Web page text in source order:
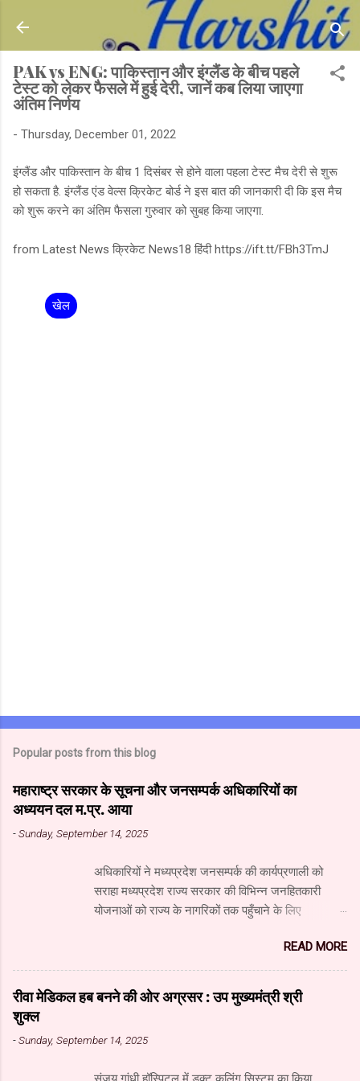
Skip to main content
PAK vs ENG: पाकिस्तान और इंग्लैंड के बीच पहले
टेस्ट को लेकर फैसले में हुई देरी, जानें कब लिया जाएगा
अंतिम निर्णय
- Thursday, December 01, 2022
इंग्लैंड और पाकिस्तान के बीच 1 दिसंबर से होने वाला पहला टेस्ट मैच देरी से शुरू
हो सकता है. इंग्लैंड एंड वेल्स क्रिकेट बोर्ड ने इस बात की जानकारी दी कि इस मैच
को शुरू करने का अंतिम फैसला गुरुवार को सुबह किया जाएगा.
from Latest News क्रिकेट News18 हिंदी https://ift.tt/FBh3TmJ
खेल
Popular posts from this blog
महाराष्ट्र सरकार के सूचना और जनसम्पर्क अधिकारियों का
अध्ययन दल म.प्र. आया
-Sunday, September 14, 2025
अधिकारियों ने मध्यप्रदेश जनसम्पर्क की कार्यप्रणाली को
सराहा मध्यप्रदेश राज्य सरकार की विभिन्न जनहितकारी
योजनाओं को राज्य के नागरिकों तक पहुँचाने के लिए
उपयोग कर रहा है। यहाँ पारंपरिक माध्यमों के साथ नवीनतम
डिजिटल और सोशल मीडिया का भी प्रभावी ढंग से उपयोग
किया जा रहा है। महाराष्ट्र सरकार के सूचना और जनसंपर्क
महानिदेशालय के वरिष्ठ अधिकारियों के अध्ययन दल ने
विभाग एवं माध्यम संस्थान के कार्यों की विस्तृत जानकारी प्राप्त
READ MORE
रीवा मेडिकल हब बनने की ओर अग्रसर : उप मुख्यमंत्री श्री
शुक्ल
-Sunday, September 14, 2025